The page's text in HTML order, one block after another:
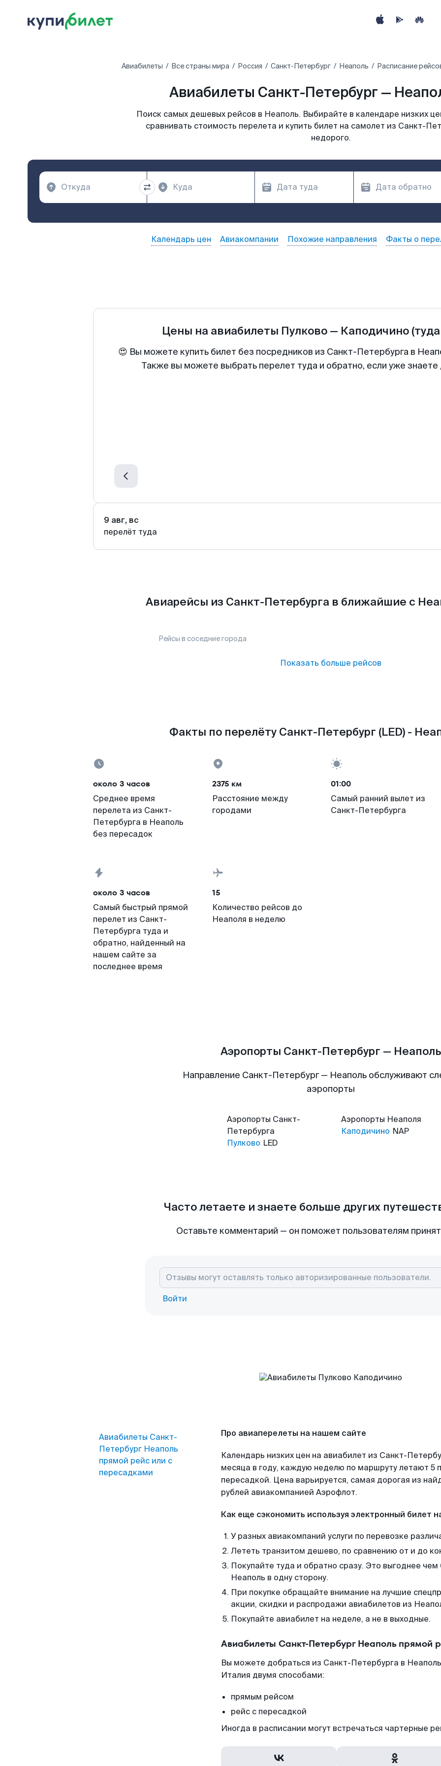
Авиабилеты Все страны мира Россия Санкт-Петербург Неаполь Расписание
Авиабилеты Санкт-Петербург —
Поиск самых дешевых рейсов в Неаполь. Выбирайте в календаре низких
сравнивать стоимость перелета и купить билет на самолет из Санкт-
недорого.
Календарь цен Авиакомпании Похожие направления Факты о
Цены на авиабилеты Пулково — Каподичино
😍 Вы можете купить билет без посредников из Санкт-Петербурга в
Также вы можете выбрать перелет туда и обратно, если уже
9 авг, вс
перелёт туда
Авиарейсы из Санкт-Петербурга в ближайшие с
Рейсы в соседние города
Показать больше рейсов
Факты по перелёту Санкт-Петербург (LED) -
около 3 часов
Среднее время
перелета из Санкт-
Петербурга в Неаполь
без пересадок
2375 км
Расстояние между
городами
01:00
Самый ранний вылет из
Санкт-Петербурга
около 3 часов
Самый быстрый прямой
перелет из Санкт-
Петербурга туда и
обратно, найденный на
нашем сайте за
последнее время
15
Количество рейсов до
Неаполя в неделю
Аэропорты Санкт-Петербург — Неаполь
Направление Санкт-Петербург — Неаполь обслуживают
аэропорты
Аэропорты Санкт-
Петербурга
Пулково LED
Аэропорты Неаполя
Каподичино NAP
Часто летаете и знаете больше других
Оставьте комментарий — он поможет пользователям
Войти
Авиабилеты Санкт-
Петербург Неаполь
прямой рейс или с
пересадками
Про авиаперелеты на нашем сайте
Календарь низких цен на авиабилет из Санкт-
месяца в году, каждую неделю по маршруту летают 5
пересадкой. Цена варьируется, самая дорогая из
рублей авиакомпанией Аэрофлот.
Как еще сэкономить используя электронный билет
У разных авиакомпаний услуги по перевозке
Лететь транзитом дешево, по сравнению от и до
Покупайте туда и обратно сразу. Это выгоднее
Неаполь в одну сторону.
При покупке обращайте внимание на лучшие
акции, скидки и распродажи авиабилетов из
Покупайте авиабилет на неделе, а не в выходные.
Авиабилеты Санкт-Петербург Неаполь прямой
Вы можете добраться из Санкт-Петербурга в
Италия двумя способами:
прямым рейсом
рейс с пересадкой
Иногда в расписании могут встречаться чартерные